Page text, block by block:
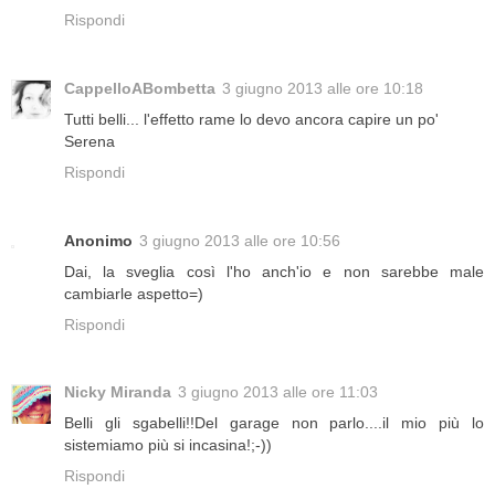
Rispondi
CappelloABombetta 3 giugno 2013 alle ore 10:18
Tutti belli... l'effetto rame lo devo ancora capire un po'
Serena
Rispondi
Anonimo 3 giugno 2013 alle ore 10:56
Dai, la sveglia così l'ho anch'io e non sarebbe male
cambiarle aspetto=)
Rispondi
Nicky Miranda 3 giugno 2013 alle ore 11:03
Belli gli sgabelli!!Del garage non parlo....il mio più lo
sistemiamo più si incasina!;-))
Rispondi